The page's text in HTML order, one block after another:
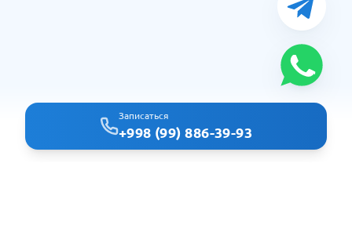
Записаться
+998 (99) 886-39-93